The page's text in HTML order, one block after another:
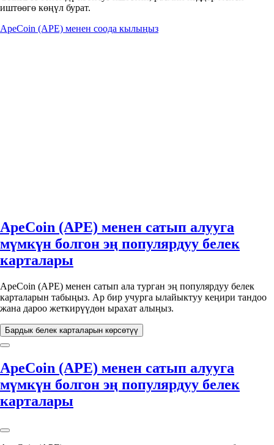
иштөөгө көңүл бурат.
ApeCoin (APE) менен соода кылыңыз
ApeCoin (APE) менен сатып алууга
мүмкүн болгон эң популярдуу белек
карталары
ApeCoin (APE) менен сатып ала турган эң популярдуу белек
карталарын табыңыз. Ар бир учурга ылайыктуу кеңири тандоо
жана дароо жеткирүүдөн ырахат алыңыз.
Бардык белек карталарын көрсөтүү
ApeCoin (APE) менен сатып алууга
мүмкүн болгон эң популярдуу белек
карталары